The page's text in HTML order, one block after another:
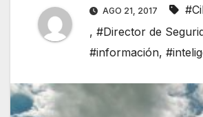
AGO 21, 2017
, #Director de
#información,